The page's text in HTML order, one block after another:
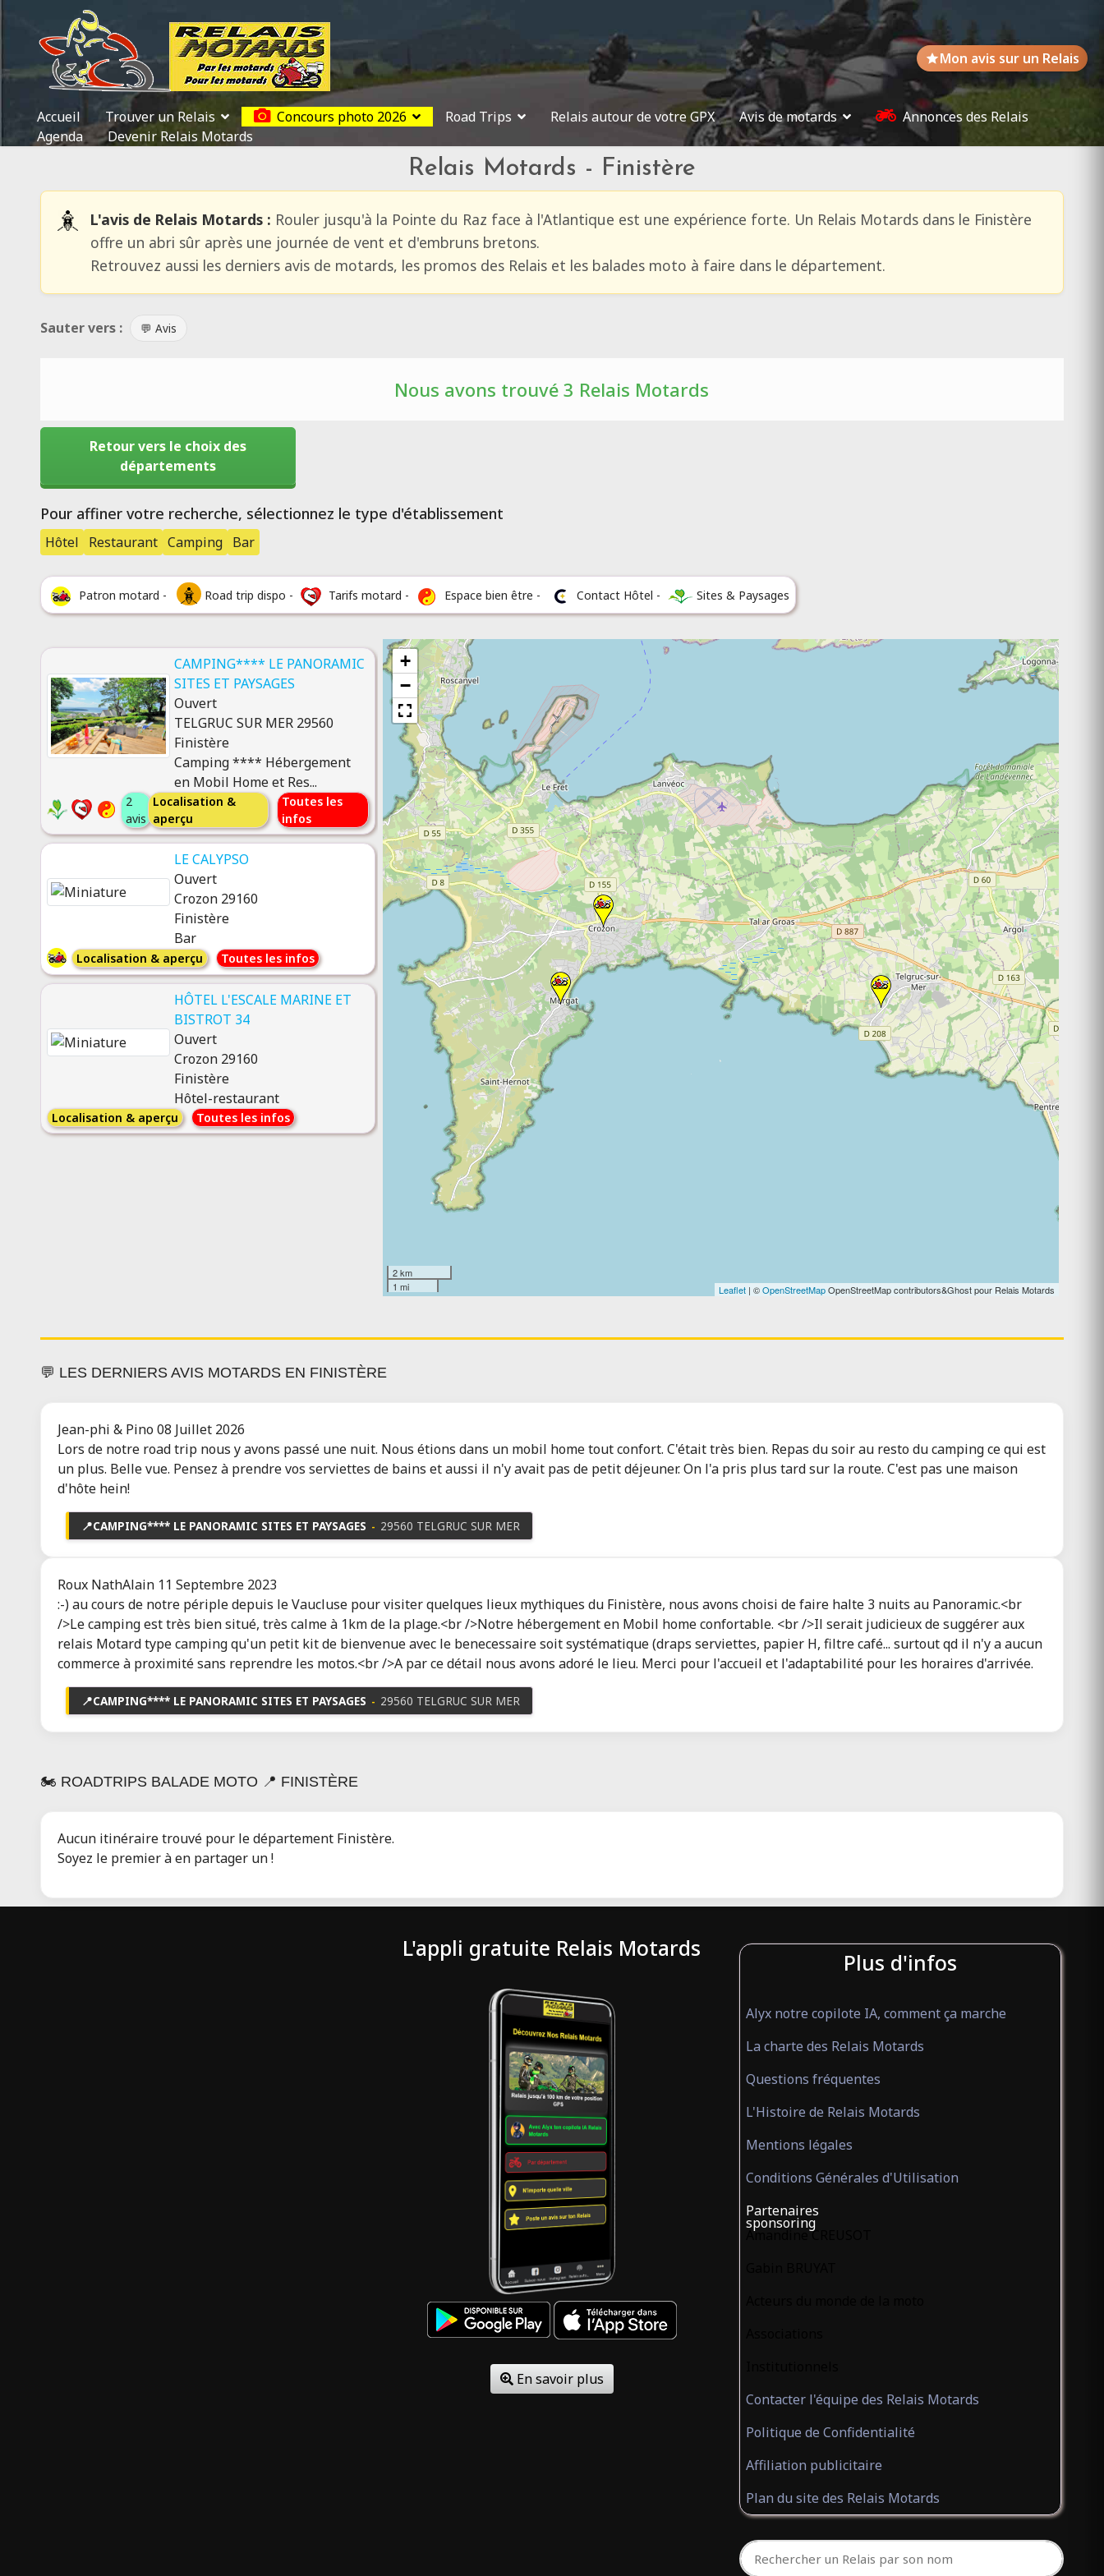
Mon avis sur un Relais
Accueil Trouver un Relais Concours photo 2026 Road Trips Relais autour de votre GPX Avis de motards
Annonces des Relais
Agenda
Devenir Relais Motards
Relais Motards - Finistère
L'avis de Relais Motards : Rouler jusqu'à la Pointe du Raz face à l'Atlantique est une expérience forte. Un Relais Motards dans le Finistère
offre un abri sûr après une journée de vent et d'embruns bretons.
Retrouvez aussi les derniers avis de motards, les promos des Relais et les balades moto à faire dans le département.
Sauter vers : 💬 Avis
Nous avons trouvé 3 Relais Motards
Retour vers le choix des
départements
Pour affiner votre recherche, sélectionnez le type d'établissement
Hôtel Restaurant Camping Bar
Patron motard - Road trip dispo - Tarifs motard - Espace bien être - Contact Hôtel - Sites & Paysages
CAMPING**** LE PANORAMIC
SITES ET PAYSAGES
Ouvert
TELGRUC SUR MER 29560
Finistère
Camping **** Hébergement
en Mobil Home et Res...
2
avis
Localisation &
aperçu
Toutes les
infos
LE CALYPSO
Ouvert
Crozon 29160
Finistère
Bar
Localisation & aperçu Toutes les infos
HÔTEL L'ESCALE MARINE ET
BISTROT 34
Ouvert
Crozon 29160
Finistère
Hôtel-restaurant
Localisation & aperçu Toutes les infos
+
−
2 km
1 mi
Leaflet | ©OpenStreetMapOpenStreetMap contributors&Ghost pour Relais Motards
💬 LES DERNIERS AVIS MOTARDS EN FINISTÈRE
Jean-phi & Pino 08 Juillet 2026
Lors de notre road trip nous y avons passé une nuit. Nous étions dans un mobil home tout confort. C'était très bien. Repas du soir au resto du camping ce qui est
un plus. Belle vue. Pensez à prendre vos serviettes de bains et aussi il n'y avait pas de petit déjeuner. On l'a pris plus tard sur la route. C'est pas une maison
d'hôte hein!
📍CAMPING**** LE PANORAMIC SITES ET PAYSAGES - 29560 TELGRUC SUR MER
Roux NathAlain 11 Septembre 2023
:-) au cours de notre périple depuis le Vaucluse pour visiter quelques lieux mythiques du Finistère, nous avons choisi de faire halte 3 nuits au Panoramic.<br
/>Le camping est très bien situé, très calme à 1km de la plage.<br />Notre hébergement en Mobil home confortable. <br />Il serait judicieux de suggérer aux
relais Motard type camping qu'un petit kit de bienvenue avec le benecessaire soit systématique (draps serviettes, papier H, filtre café... surtout qd il n'y a aucun
commerce à proximité sans reprendre les motos.<br />A par ce détail nous avons adoré le lieu. Merci pour l'accueil et l'adaptabilité pour les horaires d'arrivée.
📍CAMPING**** LE PANORAMIC SITES ET PAYSAGES - 29560 TELGRUC SUR MER
🏍️ ROADTRIPS BALADE MOTO 📍 FINISTÈRE
Aucun itinéraire trouvé pour le département Finistère.
Soyez le premier à en partager un !
L'appli gratuite Relais Motards
En savoir plus
Plus d'infos
Alyx notre copilote IA, comment ça marche
La charte des Relais Motards
Questions fréquentes
L'Histoire de Relais Motards
Mentions légales
Conditions Générales d'Utilisation
Partenaires
sponsoring
Amandine CREUSOT
Contacter l'équipe des Relais Motards
Politique de Confidentialité
Affiliation publicitaire
Plan du site des Relais Motards